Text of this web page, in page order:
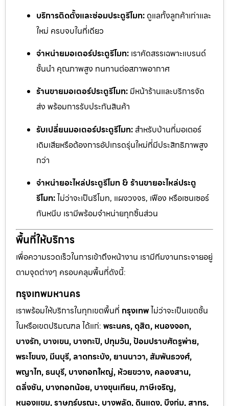
บริการติดตั้งและซ่อมประตูรีโมท: ดูแลทั้งลูกค้าเก่าและ
ใหม่ ครบจบในที่เดียว
จำหน่ายมอเตอร์ประตูรีโมท: เราคัดสรรเฉพาะแบรนด์
ชั้นนำ คุณภาพสูง ทนทานต่อสภาพอากาศ
ร้านขายมอเตอร์ประตูรีโมท: มีหน้าร้านและบริการจัด
ส่ง พร้อมการรับประกันสินค้า
รับเปลี่ยนมอเตอร์ประตูรีโมท: สำหรับบ้านที่มอเตอร์
เดิมเสียหรือต้องการอัปเกรดรุ่นใหม่ที่มีประสิทธิภาพสูง
กว่า
จำหน่ายอะไหล่ประตูรีโมท & ร้านขายอะไหล่ประตู
รีโมท:ไม่ว่าจะเป็นรีโมท, แผงวงจร, เฟือง หรือเซนเซอร์
กันหนีบ เรามีพร้อมจำหน่ายทุกชิ้นส่วน
พื้นที่ให้บริการ
เพื่อความรวดเร็วในการเข้าถึงหน้างาน เรามีทีมงานกระจายอยู่
ตามจุดต่างๆ ครอบคลุมพื้นที่ดังนี้:
กรุงเทพมหานคร
เราพร้อมให้บริการในทุกเขตพื้นที่ กรุงเทพไม่ว่าจะเป็นเขตชั้น
ในหรือเขตปริมณฑล ได้แก่: พระนคร, ดุสิต, หนองจอก,
บางรัก, บางเขน, บางกะปิ, ปทุมวัน, ป้อมปราบศัตรูพ่าย,
พระโขนง, มีนบุรี, ลาดกระบัง, ยานนาวา, สัมพันธวงศ์,
พญาไท, ธนบุรี, บางกอกใหญ่, ห้วยขวาง, คลองสาน,
ตลิ่งชัน, บางกอกน้อย, บางขุนเทียน, ภาษีเจริญ,
หนองแขม, ราษฎร์บูรณะ, บางพลัด, ดินแดง, บึงกุ่ม, สาทร,